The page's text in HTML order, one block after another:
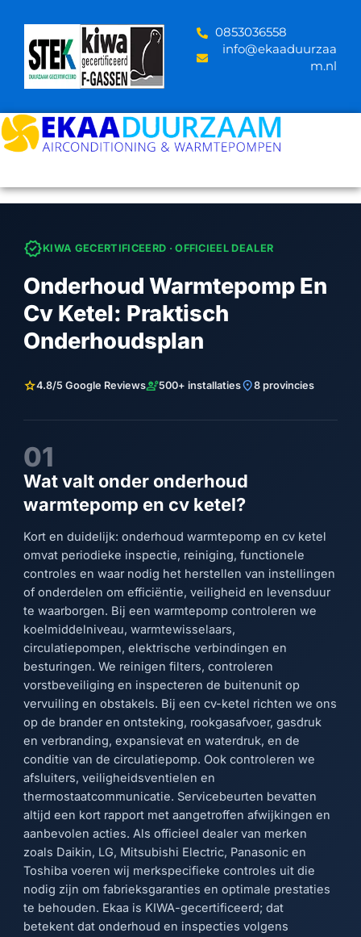
content
‪0853036558
info@ekaaduurzaa
m.nl
verifiedKIWA GECERTIFICEERD · OFFICIEEL DEALER
Onderhoud Warmtepomp En
Cv Ketel: Praktisch
Onderhoudsplan
star4.8/5 Google Reviewsengineering500+ installatieslocation_on8 provincies
01
Wat valt onder onderhoud
warmtepomp en cv ketel?
Kort en duidelijk: onderhoud warmtepomp en cv ketel
omvat periodieke inspectie, reiniging, functionele
controles en waar nodig het herstellen van instellingen
of onderdelen om efficiëntie, veiligheid en levensduur
te waarborgen. Bij een warmtepomp controleren we
koelmiddelniveau, warmtewisselaars,
circulatiepompen, elektrische verbindingen en
besturingen. We reinigen filters, controleren
vorstbeveiliging en inspecteren de buitenunit op
vervuiling en obstakels. Bij een cv-ketel richten we ons
op de brander en ontsteking, rookgasafvoer, gasdruk
en verbranding, expansievat en waterdruk, en de
conditie van de circulatiepomp. Ook controleren we
afsluiters, veiligheidsventielen en
thermostaatcommunicatie. Servicebeurten bevatten
altijd een kort rapport met aangetroffen afwijkingen en
aanbevolen acties. Als officieel dealer van merken
zoals Daikin, LG, Mitsubishi Electric, Panasonic en
Toshiba voeren wij merkspecifieke controles uit die
nodig zijn om fabrieksgaranties en optimale prestaties
te behouden. Ekaa is KIWA-gecertificeerd; dat
betekent dat onderhoud en inspecties volgens